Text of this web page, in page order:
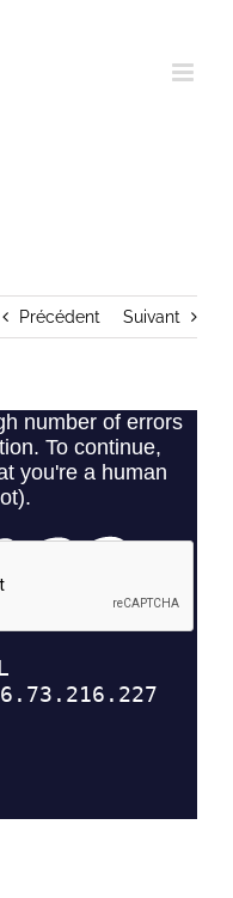
Précédent Suivant